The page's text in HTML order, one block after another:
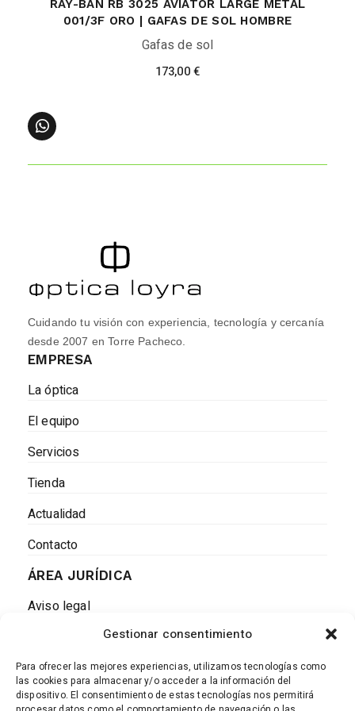
Gestionar consentimiento
Para ofrecer las mejores experiencias, utilizamos tecnologías como
las cookies para almacenar y/o acceder a la información del
dispositivo. El consentimiento de estas tecnologías nos permitirá
RAY-BAN RB 3025 AVIATOR LARGE METAL
001/3F ORO | GAFAS DE SOL HOMBRE
Gafas de sol
173,00€
Cuidando tu visión con experiencia, tecnología y cercanía
desde 2007 en Torre Pacheco.
EMPRESA
La óptica
El equipo
Servicios
Tienda
Actualidad
Contacto
ÁREA JURÍDICA
Aviso legal
Política de Cookies
Política de privacidad
ENVÍOS Y DEVOLUCIONES